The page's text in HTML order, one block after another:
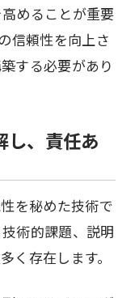
めることが重要
信頼性を向上さ
する必要があり
し、責任あ
を秘めた技術で
術的課題、説明
く存在します。